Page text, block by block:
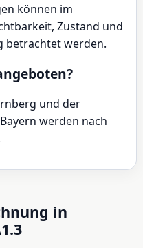
können im
Zustand und
betrachtet werden.
und der
werden nach
in